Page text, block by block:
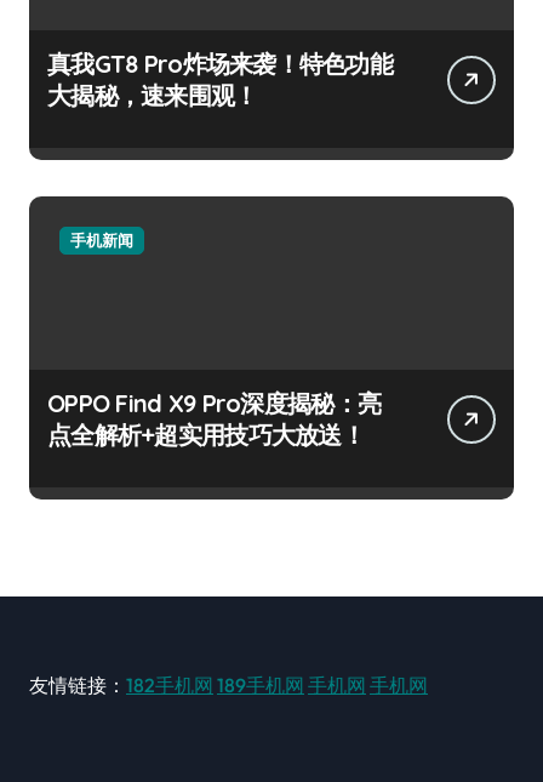
真我GT8 Pro炸场来袭！特色功能
大揭秘，速来围观！
手机新闻
OPPO Find X9 Pro深度揭秘：亮
点全解析+超实用技巧大放送！
友情链接： 182手机网 189手机网 手机网 手机网